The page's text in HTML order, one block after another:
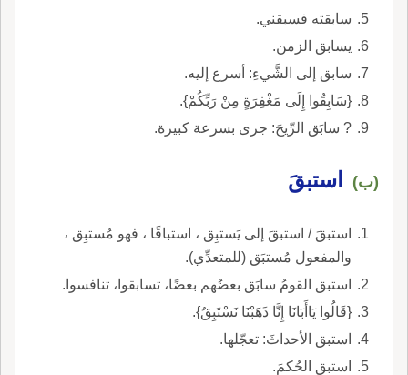
سابقته فسبقني.
يسابق الزمن.
سابق إلى الشَّيءِ: أسرع إليه.
{سَابِقُوا إِلَى مَغْفِرَةٍ مِنْ رَبِّكُمْ}.
? سابَق الرِّيحَ: جرى بسرعة كبيرة.
(ب) استبقَ
استبقَ / استبقَ إلى يَستبِق ، استباقًا ، فهو مُستبِق ،
والمفعول مُستبَق (للمتعدِّي).
استبق القومُ سابَق بعضُهم بعضًا، تسابقوا، تنافسوا.
{قَالُوا يَاأَبَانَا إِنَّا ذَهَبْنَا نَسْتَبِقُ}.
استبق الأحداثَ: تعجّلها.
استبق الحُكمَ.